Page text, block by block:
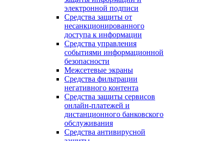
электронной подписи
Средства защиты от
несанкционированного
доступа к информации
Средства управления
событиями информационной
безопасности
Межсетевые экраны
Средства фильтрации
негативного контента
Средства защиты сервисов
онлайн-платежей и
дистанционного банковского
обслуживания
Средства антивирусной